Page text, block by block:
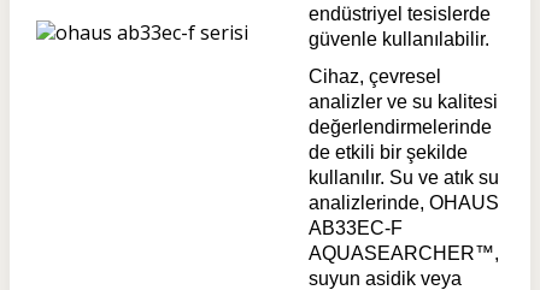
endüstriyel tesislerde
güvenle kullanılabilir.
Cihaz, çevresel
analizler ve su kalitesi
değerlendirmelerinde
de etkili bir şekilde
kullanılır. Su ve atık su
analizlerinde, OHAUS
AB33EC-F
AQUASEARCHER™,
suyun asidik veya